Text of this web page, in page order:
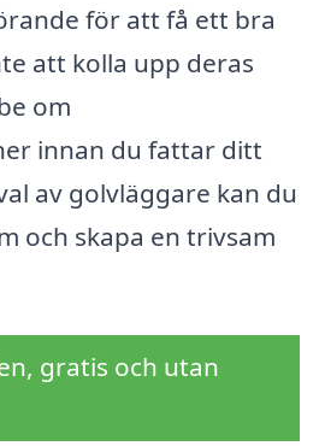
för att få ett bra
att kolla upp deras
om
innan du fattar ditt
av golvläggare kan du
och skapa en trivsam
gratis och utan